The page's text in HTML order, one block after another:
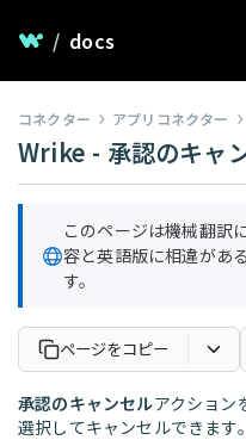
/ docs
コネクター アプリコネクター
Wrike - 承認のキャ
このページは機械翻訳
容と英語版に相違があ
す。
ページをコピー
承認のキャンセルアクション
選択してキャンセルできます。